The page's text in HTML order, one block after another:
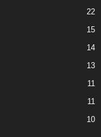
22
15
14
13
11
11
10